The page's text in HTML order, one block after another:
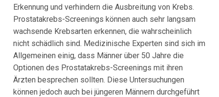
Erkennung und verhindern die Ausbreitung von Krebs.
Prostatakrebs-Screenings können auch sehr langsam
wachsende Krebsarten erkennen, die wahrscheinlich
nicht schädlich sind. Medizinische Experten sind sich im
Allgemeinen einig, dass Männer über 50 Jahre die
Optionen des Prostatakrebs-Screenings mit ihren
Ärzten besprechen sollten. Diese Untersuchungen
können jedoch auch bei jüngeren Männern durchgeführt